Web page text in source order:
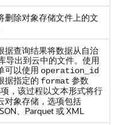
删除对象存储文件上的文
据查询结果将数据从自治
导出到云中的文件。使用
可以使用 operation_id
据指定的 format 参数
，该过程以文本形式将行
对象存储，选项包括
、Parquet 或 XML